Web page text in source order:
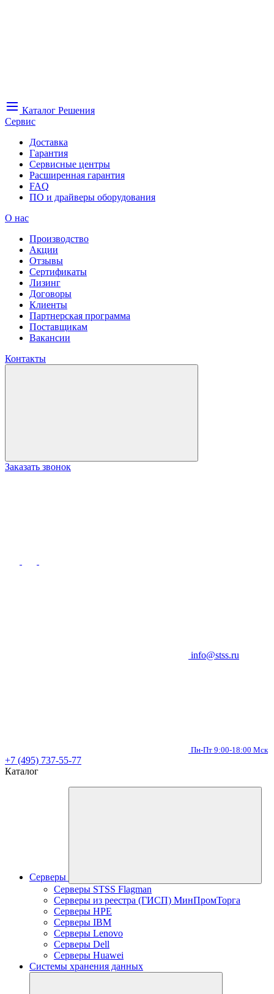
Каталог Решения
Сервис
Доставка
Гарантия
Сервисные центры
Расширенная гарантия
FAQ
ПО и драйверы оборудования
О нас
Производство
Акции
Отзывы
Сертификаты
Лизинг
Договоры
Клиенты
Партнерская программа
Поставщикам
Вакансии
Контакты
Заказать звонок
info@stss.ru
Пн-Пт 9:00-18:00 Мск
+7 (495) 737-55-77
Каталог
Серверы
Серверы STSS Flagman
Серверы из реестра (ГИСП) МинПромТорга
Серверы HPE
Серверы IBM
Серверы Lenovo
Серверы Dell
Серверы Huawei
Системы хранения данных